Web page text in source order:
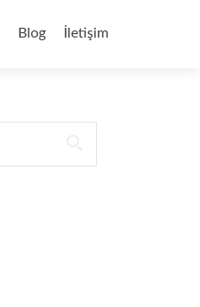
Blog İletişim